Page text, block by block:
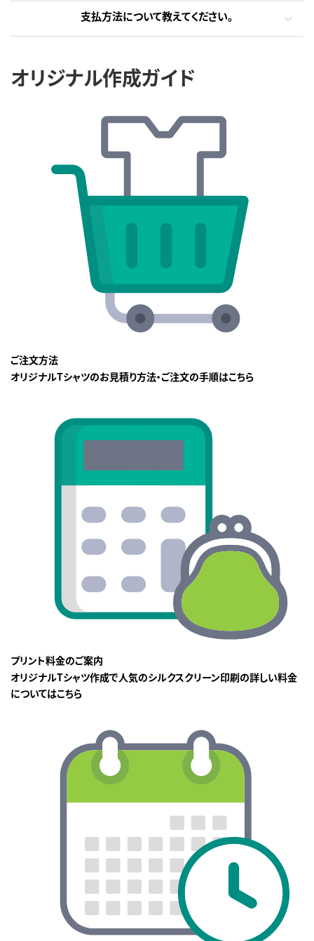
支払方法について教えてください。
オリジナル作成ガイド
ご注文方法
オリジナルTシャツのお見積り方法・ご注文の手順はこちら
プリント料金のご案内
オリジナルTシャツ作成で人気のシルクスクリーン印刷の詳しい料金
についてはこちら